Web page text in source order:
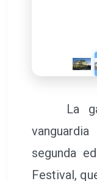
segunda
abril, en
Puerto de
primer
estos dos
disfrutar
pasando